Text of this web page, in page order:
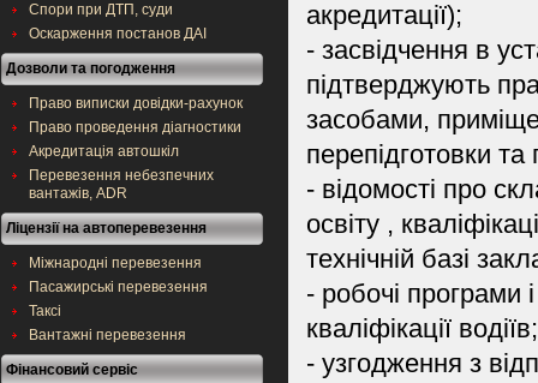
акредитації);
- засвідчення в
підтверджують
засобами,
перепідготовки та
- відомості про
освіту ,
технічній базі
- робочі програми
кваліфікації водіїв;
- узгодження з
Спори при ДТП, суди
Оскарження постанов ДАІ
Дозволи та погодження
Право виписки довідки-рахунок
Право проведення діагностики
Акредитація автошкіл
Перевезення небезпечних
вантажів, ADR
Ліцензії на автоперевезення
Міжнародні перевезення
Пасажирські перевезення
Таксі
Вантажні перевезення
Фінансовий сервіс